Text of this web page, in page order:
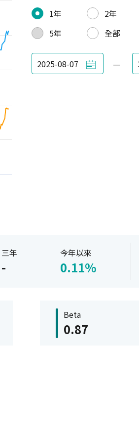
1年
2年
5年
全部
—
三年
-
今年以來
0.11%
Beta
0.87